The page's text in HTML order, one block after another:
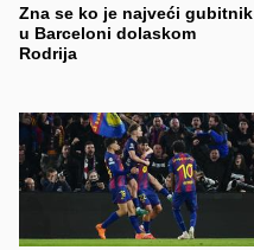
Zna se ko je najveći gubitnik
u Barceloni dolaskom
Rodrija